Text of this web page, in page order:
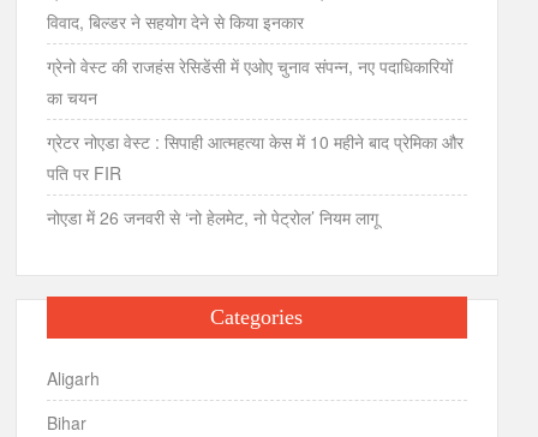
विवाद, बिल्डर ने सहयोग देने से किया इनकार
ग्रेनो वेस्ट की राजहंस रेसिडेंसी में एओए चुनाव संपन्न, नए पदाधिकारियों
का चयन
ग्रेटर नोएडा वेस्ट : सिपाही आत्महत्या केस में 10 महीने बाद प्रेमिका और
पति पर FIR
नोएडा में 26 जनवरी से ‘नो हेलमेट, नो पेट्रोल’ नियम लागू
Categories
Aligarh
Bihar